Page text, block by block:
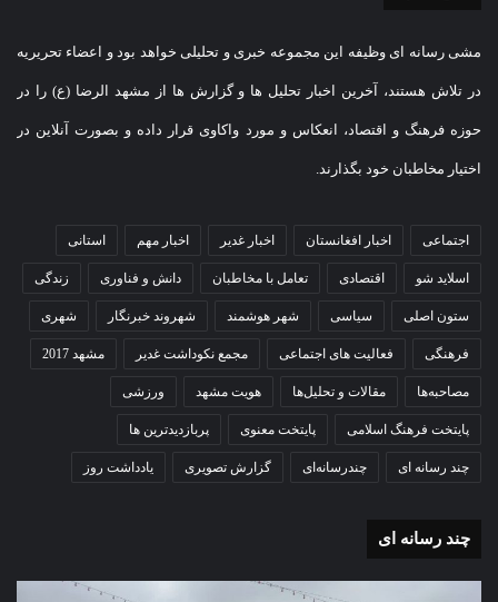
مشی رسانه ای وظیفه این مجموعه خبری و تحلیلی خواهد بود و اعضاء تحریریه
در تلاش هستند، آخرین اخبار تحلیل ها و گزارش ها از مشهد الرضا (ع) را در
حوزه فرهنگ و اقتصاد، انعکاس و مورد واکاوی قرار داده و بصورت آنلاین در
اختیار مخاطبان خود بگذارند.
اجتماعی اخبار افغانستان اخبار غدیر اخبار مهم استانی
اسلاید شو اقتصادی تعامل با مخاطبان دانش و فناوری زندگی
ستون اصلی سیاسی شهر هوشمند شهروند خبرنگار شهری
فرهنگی فعالیت های اجتماعی مجمع نکوداشت غدیر مشهد 2017
مصاحبه‌ها مقالات و تحلیل‌ها هویت مشهد ورزشی
پایتخت فرهنگ اسلامی پایتخت معنوی پربازدیدترین ها
چند رسانه ای چندرسانه‌ای گزارش تصویری یادداشت روز
چند رسانه ای